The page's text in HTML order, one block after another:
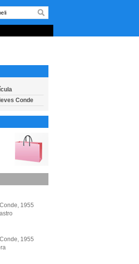
Conde
1955
1955